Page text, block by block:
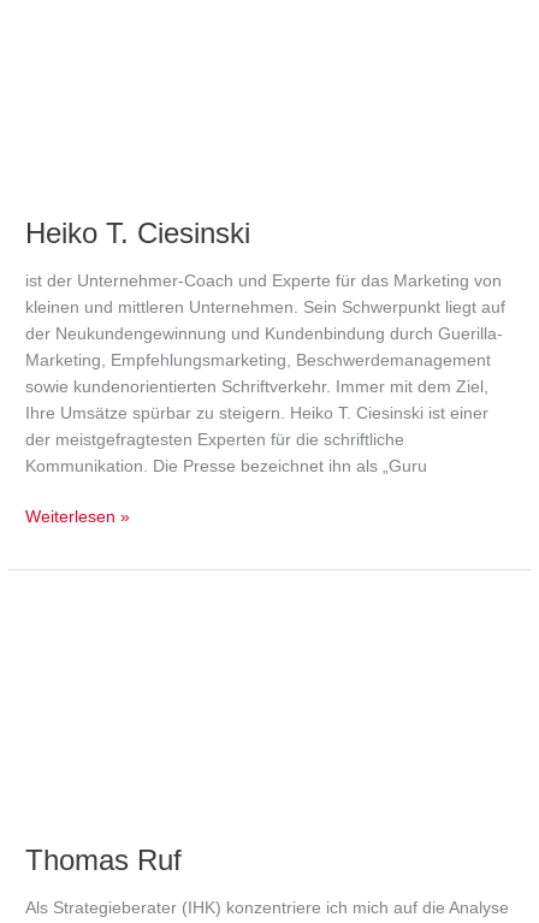
Heiko T. Ciesinski
ist der Unternehmer-Coach und Experte für das Marketing von
kleinen und mittleren Unternehmen. Sein Schwerpunkt liegt auf
der Neukundengewinnung und Kundenbindung durch Guerilla-
Marketing, Empfehlungsmarketing, Beschwerdemanagement
sowie kundenorientierten Schriftverkehr. Immer mit dem Ziel,
Ihre Umsätze spürbar zu steigern. Heiko T. Ciesinski ist einer
der meistgefragtesten Experten für die schriftliche
Kommunikation. Die Presse bezeichnet ihn als „Guru
Weiterlesen »
Thomas Ruf
Als Strategieberater (IHK) konzentriere ich mich auf die Analyse